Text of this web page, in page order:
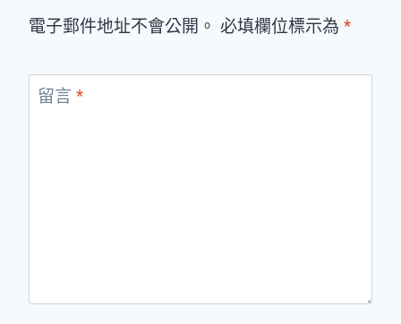
電子郵件地址不會公開。 必填欄位標示為 *
留言 *